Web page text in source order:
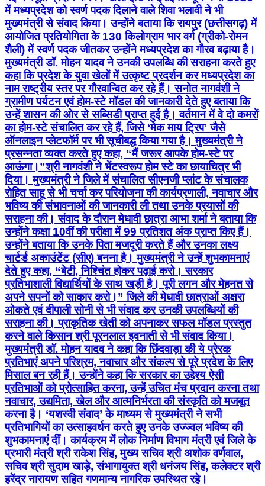
में मध्यप्रदेश को स्वर्ण पदक दिलाने वाले शिवा भलावी ने भी
मुख्यमंत्री से संवाद किया। उन्होंने बताया कि रायपुर (छत्तीसगढ़) में
आयोजित प्रतियोगिता के 130 किलोग्राम भार वर्ग (ग्रीको-रोमन
शैली) में स्वर्ण पदक जीतकर उन्होंने मध्यप्रदेश का गौरव बढ़ाया है।
मुख्यमंत्री डॉ. मोहन यादव ने उनकी उपलब्धि की सराहना करते हुए
कहा कि प्रदेश के युवा खेलों में उत्कृष्ट प्रदर्शन कर मध्यप्रदेश का
नाम राष्ट्रीय स्तर पर गौरवान्वित कर रहे हैं। सनोत नागवंशी ने
ग्रामीण पर्यटन एवं होम-स्टे मॉडल की जानकारी देते हुए बताया कि
उन्हें शासन की ओर से सब्सिडी प्राप्त हुई है। वर्तमान में वे दो कमरों
का होम-स्टे संचालित कर रहे हैं, जिसे ‘मेक माय ट्रिप’ जैसे
ऑनलाइन प्लेटफॉर्म पर भी सूचीबद्ध किया गया है। मुख्यमंत्री ने
प्रसन्नता व्यक्त करते हुए कहा, “मैं जरूर आपके होम-स्टे पर
आऊंगा।”श्री नागवंशी ने भेंटस्वरूप होम स्टे का छायाचित्र भी
दिया। मुख्यमंत्री ने जिले में संचालित सीएनजी प्लांट के संचालक
रोहित साहू से भी चर्चा कर परियोजना की कार्यप्रणाली, नवाचार और
भविष्य की संभावनाओं की जानकारी ली तथा उनके प्रयासों की
सराहना की। संवाद के दौरान मेधावी छात्रा आभा शर्मा ने बताया कि
उन्होंने कक्षा 10वीं की परीक्षा में 99 प्रतिशत अंक प्राप्त किए हैं।
उन्होंने बताया कि उनके पिता मजदूरी करते हैं और उनका लक्ष्य
चार्टर्ड अकाउंटेंट (सीए) बनना है। मुख्यमंत्री ने उन्हें शुभकामनाएं
देते हुए कहा, “बेटी, निश्चिंत होकर पढ़ाई करो। सरकार
प्रतिभाशाली विद्यार्थियों के साथ खड़ी है। पूरी लगन और मेहनत से
अपने सपनों को साकार करो।” जिले की मेधावी छात्राओं अक्षरा
ओकते एवं दीपाली सोनी से भी संवाद कर उनकी उपलब्धियों की
सराहना की। प्राकृतिक खेती को अपनाकर सफल मॉडल प्रस्तुत
करने वाले किसान श्री पूरनलाल इवनाती से भी संवाद किया।
मुख्यमंत्री डॉ. मोहन यादव ने कहा कि छिंदवाड़ा की ये प्रेरक
प्रतिभाएं अपने परिश्रम, नवाचार और संकल्प से पूरे प्रदेश के लिए
मिसाल बन रही हैं। उन्होंने कहा कि सरकार का उद्देश्य ऐसी
प्रतिभाओं को प्रोत्साहित करना, उन्हें उचित मंच प्रदान करना तथा
नवाचार, उद्यमिता, खेल और आत्मनिर्भरता की संस्कृति को मजबूत
करना है। ‘यशस्वी संवाद’ के माध्यम से मुख्यमंत्री ने सभी
प्रतिभागियों का उत्साहवर्धन करते हुए उनके उज्ज्वल भविष्य की
शुभकामनाएं दीं। कार्यक्रम में लोक निर्माण विभाग मंत्री एवं जिले के
प्रभारी मंत्री श्री राकेश सिंह, मुख्य सचिव श्री अशोक वर्णवाल,
सचिव श्री सुदाम खाड़े, संभागायुक्त श्री धनंजय सिंह, कलेक्टर श्री
हरेंद्र नारायण सहित गणमान्य नागरिक उपस्थित रहे।